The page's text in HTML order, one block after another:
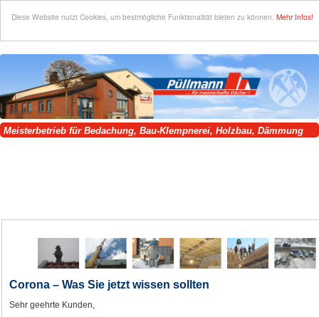
Diese Website nutzt Cookies, um bestmögliche Funktionalität bieten zu können. Mehr Infos!
Meisterbetrieb für Bedachung, Bau-Klempnerei, Holzbau, Dämmung
Corona – Was Sie jetzt wissen sollten
Sehr geehrte Kunden,